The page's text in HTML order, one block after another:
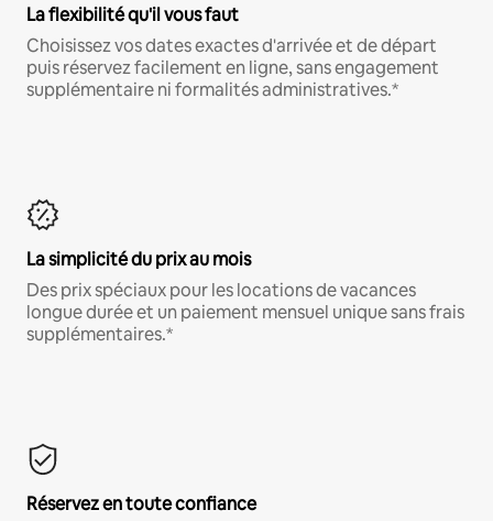
La flexibilité qu'il vous faut
Choisissez vos dates exactes d'arrivée et de départ
puis réservez facilement en ligne, sans engagement
supplémentaire ni formalités administratives.*
La simplicité du prix au mois
Des prix spéciaux pour les locations de vacances
longue durée et un paiement mensuel unique sans frais
supplémentaires.*
Réservez en toute confiance